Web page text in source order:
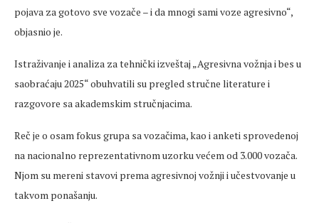
pojava za gotovo sve vozače – i da mnogi sami voze agresivno“,
objasnio je.
Istraživanje i analiza za tehnički izveštaj „Agresivna vožnja ibes u
saobraćaju 2025“ obuhvatili su pregled stručne literature i
razgovore sa akademskim stručnjacima.
Reč je o osam fokus grupa sa vozačima, kao i anketi sprovedenoj
na nacionalno reprezentativnom uzorku većem od 3.000 vozača.
Njom su mereni stavovi prema agresivnoj vožnji i učestvovanje u
takvom ponašanju.